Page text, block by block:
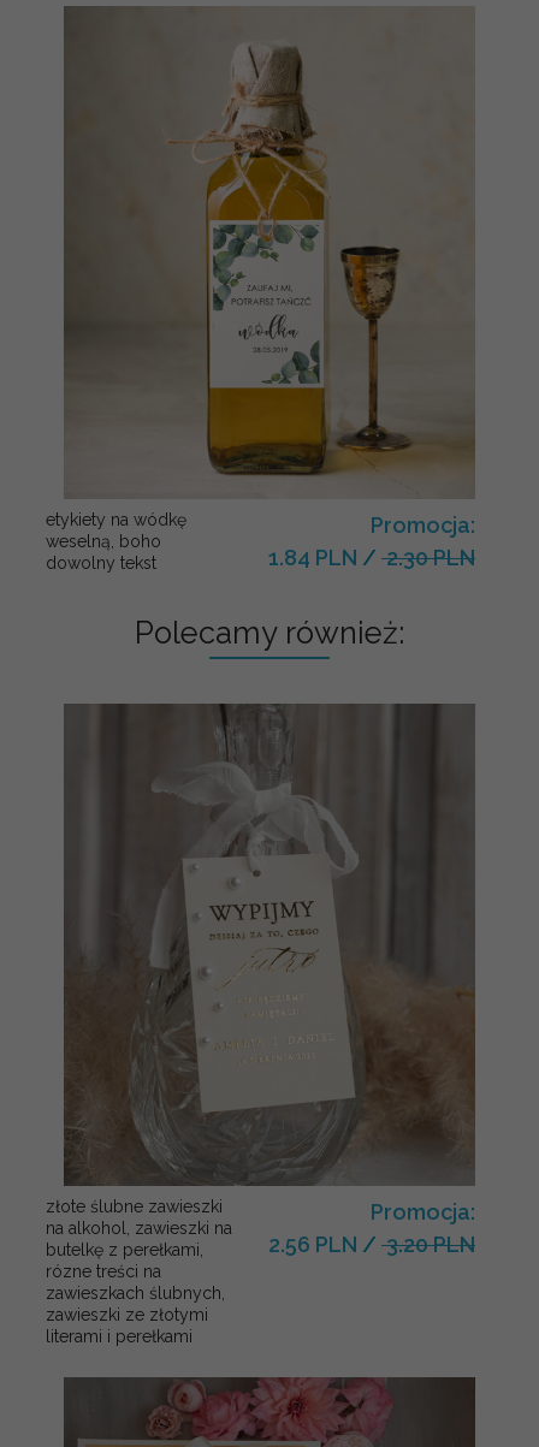
etykiety na wódkę
weselną, boho
dowolny tekst
Promocja:
1.84 PLN / 2.30 PLN
Polecamy również:
złote ślubne zawieszki
na alkohol, zawieszki na
butelkę z perełkami,
rózne treści na
zawieszkach ślubnych,
zawieszki ze złotymi
literami i perełkami
Promocja:
2.56 PLN / 3.20 PLN